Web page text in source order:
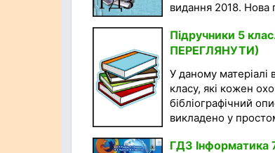
видання 2018. Нова
Підручники 5
ПЕРЕГЛЯНУТИ)
У даному матеріалі
класу, які кожен
бібліографічний
викладено у
ГДЗ Інформатика